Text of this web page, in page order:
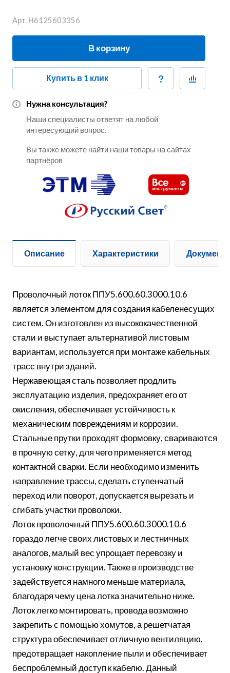
Арт. Н6125603356
В корзину
Купить в 1 клик
Нужна консультация?
Наши специалисты ответят на любой
интересующий вопрос.
Вы также можете найти наши товары на сайтах
партнёров
Описание Характеристики
Проволочный лоток ППУ5.600.60.3000.10.6
является элементом для создания кабеленесущих
систем. Он изготовлен из высококачественной
стали и выступает альтернативой листовым
вариантам, используется при монтаже кабельных
трасс внутри зданий.
Нержавеющая сталь позволяет продлить
эксплуатацию изделия, предохраняет его от
окисления, обеспечивает устойчивость к
механическим повреждениям и коррозии.
Стальные прутки проходят формовку, свариваются
в прочную сетку, для чего применяется метод
контактной сварки. Если необходимо изменить
направление трассы, сделать ступенчатый
переход или поворот, допускается вырезать и
сгибать участки проволоки.
Лоток проволочный ППУ5.600.60.3000.10.6
гораздо легче своих листовых и лестничных
аналогов, малый вес упрощает перевозку и
установку конструкции. Также в производстве
задействуется намного меньше материала,
благодаря чему цена лотка значительно ниже.
Лоток легко монтировать, провода возможно
закрепить с помощью хомутов, а решетчатая
структура обеспечивает отличную вентиляцию,
предотвращает накопление пыли и обеспечивает
беспроблемный доступ к кабелю. Данный